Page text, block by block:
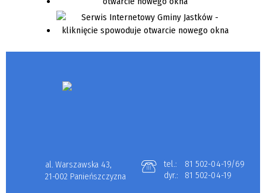
al. Warszawska 43,
21-002 Panieńszczyzna
tel.:
81 502-04-19/69
dyr.:
81 502-04-19